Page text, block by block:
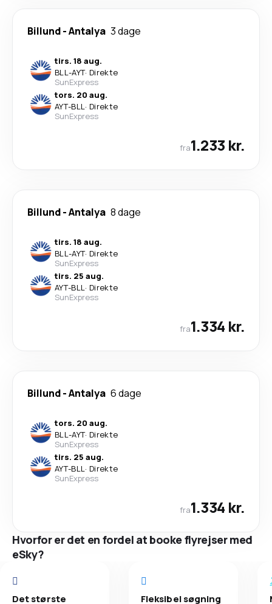
Billund-Antalya 3 dage
tirs. 18 aug.
BLL-AYT· Direkte
SunExpress
tors. 20 aug.
AYT-BLL· Direkte
SunExpress
fra1.233 kr.
Billund-Antalya 8 dage
tirs. 18 aug.
BLL-AYT· Direkte
SunExpress
tirs. 25 aug.
AYT-BLL· Direkte
SunExpress
fra1.334 kr.
Billund-Antalya 6 dage
tors. 20 aug.
BLL-AYT· Direkte
SunExpress
tirs. 25 aug.
AYT-BLL· Direkte
SunExpress
fra1.334 kr.
Hvorfor er det en fordel at booke flyrejser med
eSky?
Det største
Fleksibel søgning